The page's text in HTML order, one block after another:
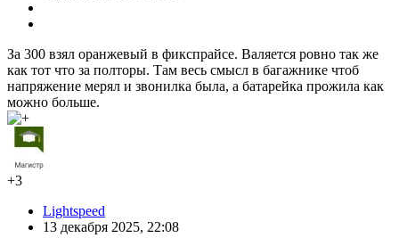
За 300 взял оранжевый в фикспрайсе. Валяется ровно так же
как тот что за полторы. Там весь смысл в багажнике чтоб
напряжение мерял и звонилка была, а батарейка прожила как
можно больше.
+3
Lightspeed
13 декабря 2025, 22:08